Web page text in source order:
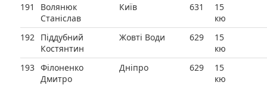
191
Волянюк
Станіслав
Київ 631
15
кю
192 Піддубний
Костянтин
Жовті Води 629
15
кю
193 Філоненко
Дмитро
Дніпро 629
15
кю